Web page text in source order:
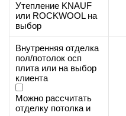
Утепление KNAUF
или ROCKWOOL на
выбор
Внутренняя отделка
пол/потолок осп
плита или на выбор
клиента
Можно рассчитать
отделку потолка и